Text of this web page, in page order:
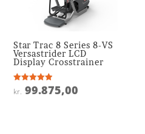
Star Trac 8 Series 8-VS
Versastrider LCD
Display Crosstrainer
Vurderet
4.9
kr. 99.875,00